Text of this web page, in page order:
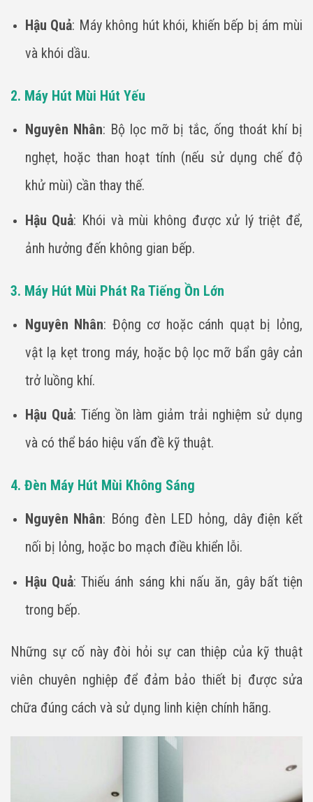
Hậu Quả: Máy không hút khói, khiến bếp bị ám mùi
và khói dầu.
2. Máy Hút Mùi Hút Yếu
Nguyên Nhân: Bộ lọc mỡ bị tắc, ống thoát khí bị
nghẹt, hoặc than hoạt tính (nếu sử dụng chế độ
khử mùi) cần thay thế.
Hậu Quả: Khói và mùi không được xử lý triệt để,
ảnh hưởng đến không gian bếp.
3. Máy Hút Mùi Phát Ra Tiếng Ồn Lớn
Nguyên Nhân: Động cơ hoặc cánh quạt bị lỏng,
vật lạ kẹt trong máy, hoặc bộ lọc mỡ bẩn gây cản
trở luồng khí.
Hậu Quả: Tiếng ồn làm giảm trải nghiệm sử dụng
và có thể báo hiệu vấn đề kỹ thuật.
4. Đèn Máy Hút Mùi Không Sáng
Nguyên Nhân: Bóng đèn LED hỏng, dây điện kết
nối bị lỏng, hoặc bo mạch điều khiển lỗi.
Hậu Quả: Thiếu ánh sáng khi nấu ăn, gây bất tiện
trong bếp.
Những sự cố này đòi hỏi sự can thiệp của kỹ thuật
viên chuyên nghiệp để đảm bảo thiết bị được sửa
chữa đúng cách và sử dụng linh kiện chính hãng.